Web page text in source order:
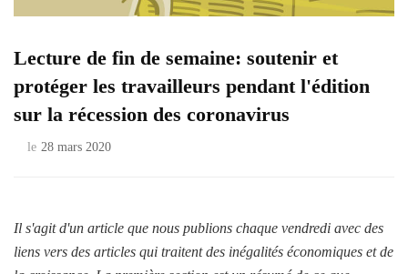
Lecture de fin de semaine: soutenir et
protéger les travailleurs pendant l'édition
sur la récession des coronavirus
le 28 mars 2020
Il s'agit d'un article que nous publions chaque vendredi avec des
liens vers des articles qui traitent des inégalités économiques et de